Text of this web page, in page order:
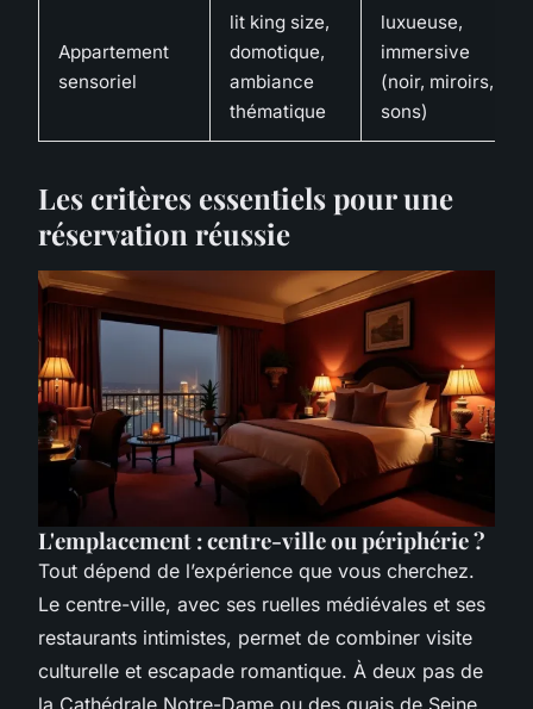
Appartement
sensoriel
lit king size,
domotique,
ambiance
thématique
luxueuse,
immersive
(noir, miroirs,
sons)
Les critères essentiels pour une
réservation réussie
L'emplacement : centre-ville ou périphérie ?
Tout dépend de l’expérience que vous cherchez.
Le centre-ville, avec ses ruelles médiévales et ses
restaurants intimistes, permet de combiner visite
culturelle et escapade romantique. À deux pas de